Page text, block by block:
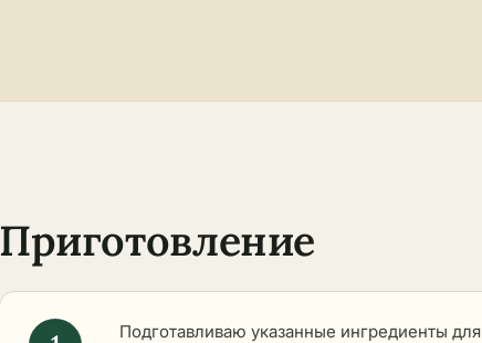
Приготовление
Подготавливаю указанные ингредиенты для